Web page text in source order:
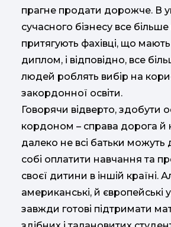
прагне продати дорожче. В
сучасного бізнесу все
притягують фахівці, що
диплом, і відповідно, все
людей роблять вибір на
закордонної освіти.
Говорячи відверто, здобути
кордоном – справа дорога й
далеко не всі батьки можуть
собі оплатити навчання та
своєї дитини в іншій країні.
американські, й європейські
завжди готові підтримати